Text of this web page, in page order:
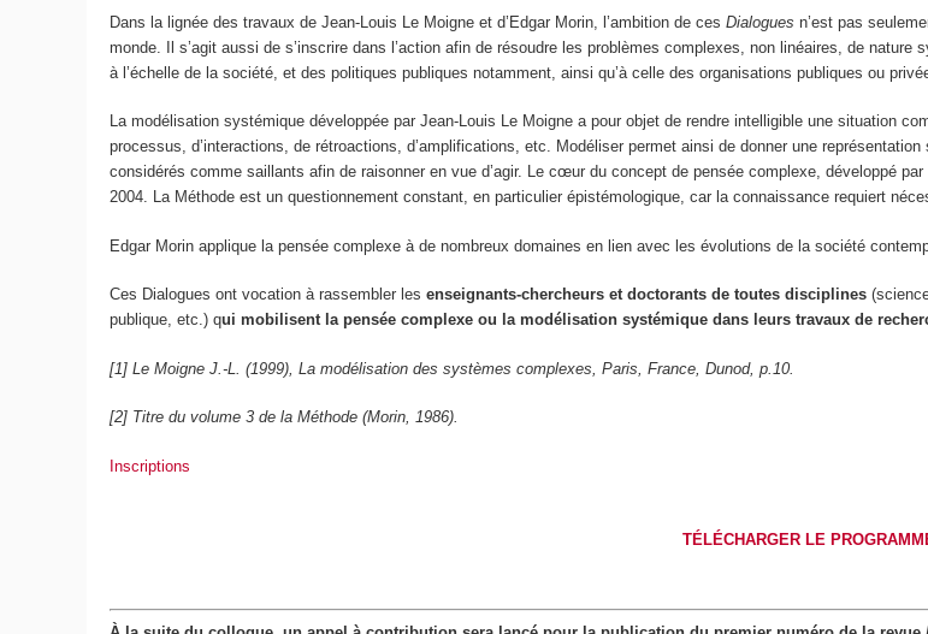
Dans la lignée des travaux de Jean-Louis Le Moigne et d’Edgar Morin, l’ambition de cesDialogues n’est pas
monde. Il s’agit aussi de s’inscrire dans l’action afin de résoudre les problèmes complexes, non linéaires, de
à l’échelle de la société, et des politiques publiques notamment, ainsi qu’à celle des organisations publiques ou
La modélisation systémique développée par Jean-Louis Le Moigne a pour objet de rendre intelligible une situation
processus, d’interactions, de rétroactions, d’amplifications, etc. Modéliser permet ainsi de donner une
considérés comme saillants afin de raisonner en vue d’agir. Le cœur du concept de pensée complexe, développé
2004. La Méthode est un questionnement constant, en particulier épistémologique, car la connaissance requiert
Edgar Morin applique la pensée complexe à de nombreux domaines en lien avec les évolutions de la société
Ces Dialogues ont vocation à rassembler les enseignants-chercheurs et doctorants de toutes disciplines
publique, etc.) qui mobilisent la pensée complexe ou la modélisation systémique dans leurs travaux de
[1] Le Moigne J.-L. (1999), La modélisation des systèmes complexes, Paris, France, Dunod, p.10.
[2] Titre du volume 3 de la Méthode (Morin, 1986).
Inscriptions
TÉLÉCHARGER LE